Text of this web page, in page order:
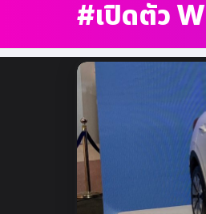
เปิดตัว
เรื่อง
ล่าสุด